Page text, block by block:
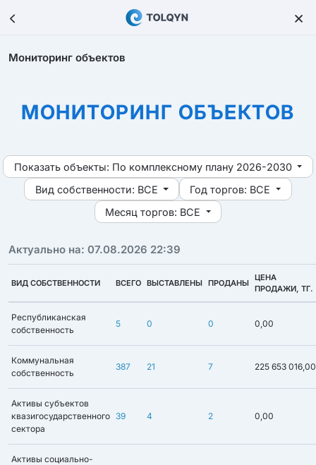
Мониторинг объектов
МОНИТОРИНГ ОБЪЕКТОВ
Показать объекты: По комплексному плану 2026-2030
Вид собственности: ВСЕ Год торгов: ВСЕ
Месяц торгов: ВСЕ
Актуально на: 07.08.2026 22:39
ВИД СОБСТВЕННОСТИ ВСЕГО ВЫСТАВЛЕНЫ ПРОДАНЫ
ЦЕНА
ПРОДАЖИ, ТГ.
Республиканская
собственность
5 0 0 0,00
Коммунальная
собственность
387 21 7 225 653 016,00
Активы субъектов
квазигосударственного
сектора
39 4 2 0,00
Активы социально-